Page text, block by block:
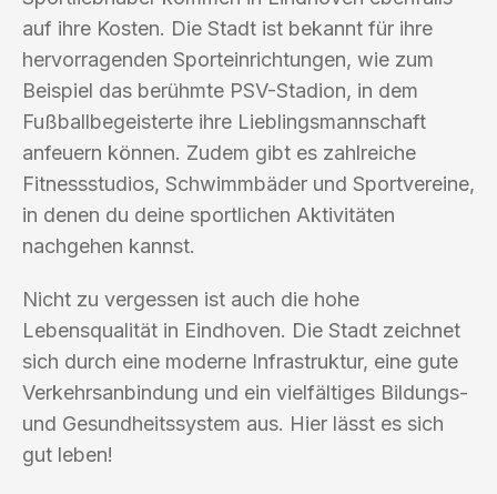
auf ihre Kosten. Die Stadt ist bekannt für ihre
hervorragenden Sporteinrichtungen, wie zum
Beispiel das berühmte PSV-Stadion, in dem
Fußballbegeisterte ihre Lieblingsmannschaft
anfeuern können. Zudem gibt es zahlreiche
Fitnessstudios, Schwimmbäder und Sportvereine,
in denen du deine sportlichen Aktivitäten
nachgehen kannst.
Nicht zu vergessen ist auch die hohe
Lebensqualität in Eindhoven. Die Stadt zeichnet
sich durch eine moderne Infrastruktur, eine gute
Verkehrsanbindung und ein vielfältiges Bildungs-
und Gesundheitssystem aus. Hier lässt es sich
gut leben!